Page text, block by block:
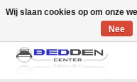
Standaard matrassen binnen
Wij slaan cookies op om onze
Nee